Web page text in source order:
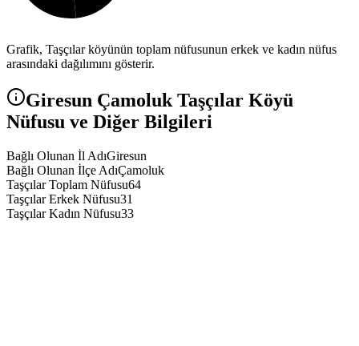
Grafik, Taşçılarköyünün toplam nüfusunun erkek ve kadın nüfus
arasındaki dağılımını gösterir.
Giresun Çamoluk Taşçılar Köyü
Nüfusu ve Diğer Bilgileri
Bağlı Olunan İl AdıGiresun
Bağlı Olunan İlçe AdıÇamoluk
Taşçılar Toplam Nüfusu64
Taşçılar Erkek Nüfusu31
Taşçılar Kadın Nüfusu33